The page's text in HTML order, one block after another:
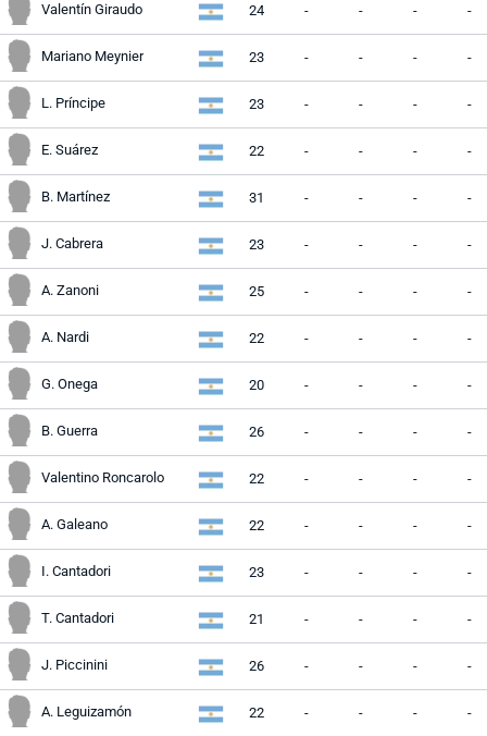
Valentín Giraudo 24 - - - -
Mariano Meynier 23 - - - -
L. Príncipe 23 - - - -
E. Suárez 22 - - - -
B. Martínez 31 - - - -
J. Cabrera 23 - - - -
A. Zanoni 25 - - - -
A. Nardi 22 - - - -
G. Onega 20 - - - -
B. Guerra 26 - - - -
Valentino Roncarolo 22 - - - -
A. Galeano 22 - - - -
I. Cantadori 23 - - - -
T. Cantadori 21 - - - -
J. Piccinini 26 - - - -
A. Leguizamón 22 - - - -